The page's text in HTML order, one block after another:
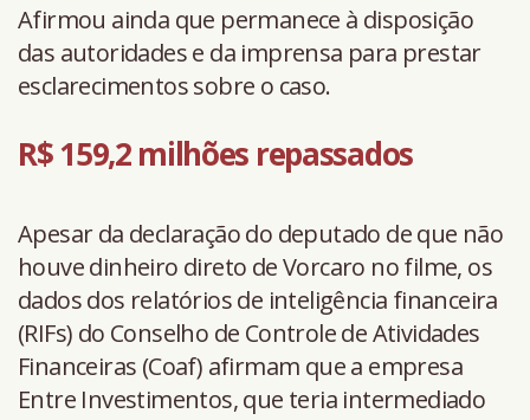
Afirmou ainda que permanece à disposição
das autoridades e da imprensa para prestar
esclarecimentos sobre o caso.
R$ 159,2 milhões repassados
Apesar da declaração do deputado de que não
houve dinheiro direto de Vorcaro no filme, os
dados dos relatórios de inteligência financeira
(RIFs) do Conselho de Controle de Atividades
Financeiras (Coaf) afirmam que a empresa
Entre Investimentos, que teria intermediado